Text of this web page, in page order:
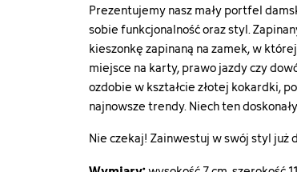
Prezentujemy nasz mały portfel
sobie funkcjonalność oraz styl.
kieszonkę zapinaną na zamek, w
miejsce na karty, prawo jazdy czy
ozdobie w kształcie złotej kokardki,
najnowsze trendy. Niech ten
Nie czekaj! Zainwestuj w swój styl